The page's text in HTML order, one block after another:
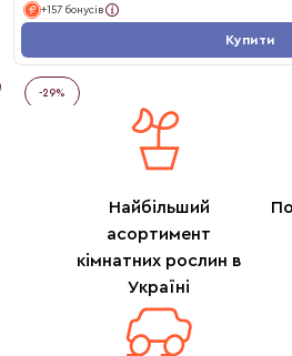
+157 бонусів
Купити
-29%
Найбільший
асортимент
кімнатних рослин в
Україні